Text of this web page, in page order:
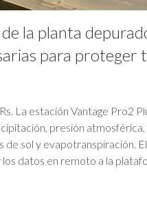
la planta
para proteger
La estación Vantage Pro2
presión
sol y evapotranspiración.
datos en remoto a la